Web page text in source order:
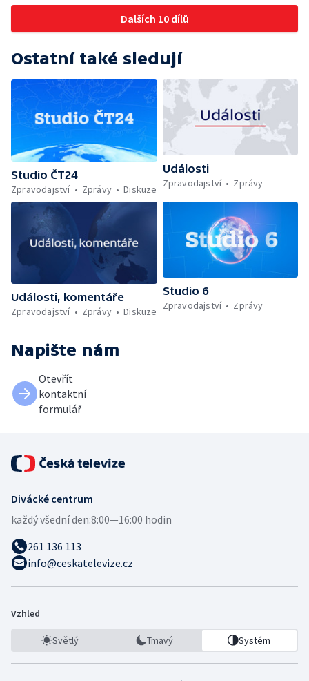
Dalších 10 dílů
Ostatní také sledují
Studio ČT24
Zpravodajství
Zprávy Diskuze
Události
Zpravodajství
Zprávy
Události, komentáře
Zpravodajství
Zprávy Diskuze
Studio 6
Zpravodajství
Zprávy
Napište nám
Otevřít
kontaktní
formulář
Divácké centrum
každý všední den:8:00—16:00 hodin
261 136 113
info@ceskatelevize.cz
Vzhled
Světlý Tmavý Systém